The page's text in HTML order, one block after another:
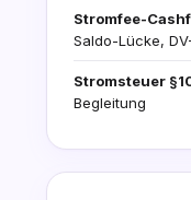
Stromfee-
Saldo-Lücke,
Stromsteuer
Begleitung